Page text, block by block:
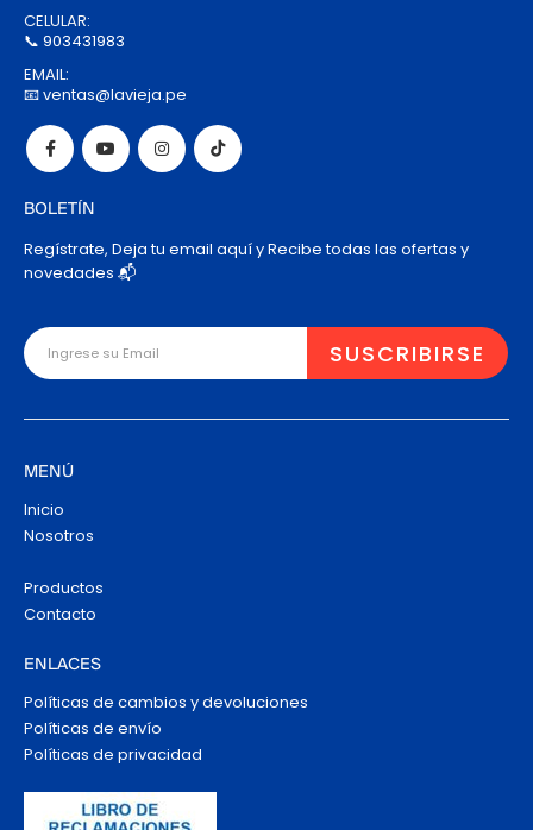
CELULAR:
📞 903431983
EMAIL:
📧 ventas@lavieja.pe
BOLETÍN
Regístrate, Deja tu email aquí y Recibe todas las ofertas y
novedades 📬
MENÚ
Inicio
Nosotros
Productos
Contacto
ENLACES
Políticas de cambios y devoluciones
Políticas de envío
Políticas de privacidad